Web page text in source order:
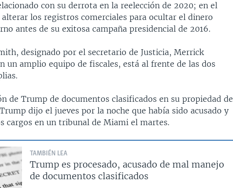
con su derrota en la reelección de 2020; en el
los registros comerciales para ocultar el dinero
antes de su exitosa campaña presidencial de 2016.
designado por el secretario de Justicia, Merrick
un amplio equipo de fiscales, está al frente de las dos
de Trump de documentos clasificados en su propiedad de
dijo el jueves por la noche que había sido acusado y
cargos en un tribunal de Miami el martes.
TAMBIÉN LEA
Trump es procesado, acusado de mal manejo
de documentos clasificados